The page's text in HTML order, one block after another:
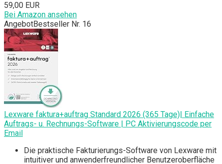
59,00 EUR
Bei Amazon ansehen
AngebotBestseller Nr. 16
Lexware faktura+auftrag Standard 2026 (365 Tage)| Einfache
Auftrags- u. Rechnungs-Software | PC Aktivierungscode per
Email
Die praktische Fakturierungs-Software von Lexware mit
intuitiver und anwenderfreundlicher Benutzeroberfläche